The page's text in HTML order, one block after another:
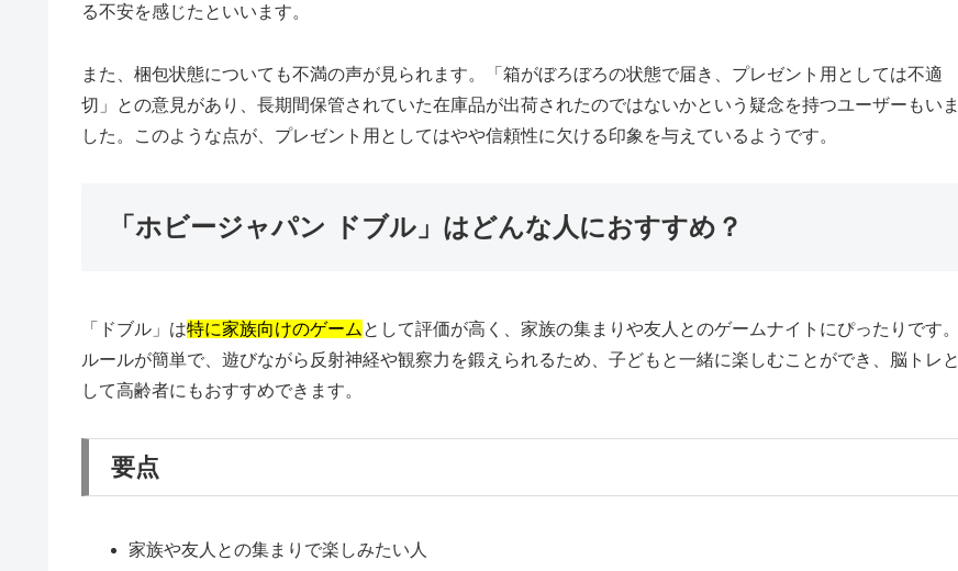
る不安を感じたといいます。
また、梱包状態についても不満の声が見られます。「箱がぼろぼろの状態で届き、プレゼント用としては不適
切」との意見があり、長期間保管されていた在庫品が出荷されたのではないかという疑念を持つユーザーもいま
した。このような点が、プレゼント用としてはやや信頼性に欠ける印象を与えているようです。
「ホビージャパン ドブル」はどんな人におすすめ？
「ドブル」は特に家族向けのゲーム として評価が高く、家族の集まりや友人とのゲームナイトにぴったりです。
ルールが簡単で、遊びながら反射神経や観察力を鍛えられるため、子どもと一緒に楽しむことができ、脳トレと
して高齢者にもおすすめできます。
要点
家族や友人との集まりで楽しみたい人